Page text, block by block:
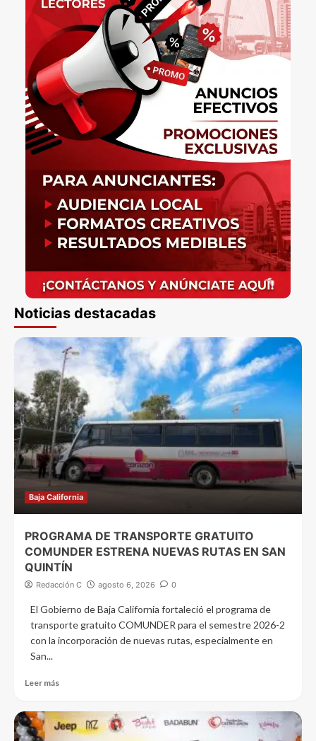
Noticias destacadas
Baja California
PROGRAMA DE TRANSPORTE GRATUITO
COMUNDER ESTRENA NUEVAS RUTAS EN SAN
QUINTÍN
Redacción C agosto 6, 2026 0
El Gobierno de Baja California fortaleció el programa de
transporte gratuito COMUNDER para el semestre 2026-2
con la incorporación de nuevas rutas, especialmente en
San...
Leer más